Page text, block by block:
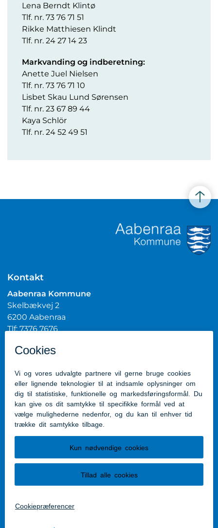
Lena Berndt Klintø
Tlf. nr. 73 76 71 51
Rikke Matthiesen Klindt
Tlf. nr. 24 27 14 23
Markvanding og indberetning:
Anette Juel Nielsen
Tlf. nr. 73 76 71 10
Lisbet Skau Lund Sørensen
Tlf. nr. 23 67 89 44
Kaya Schlör
Tlf. nr. 24 52 49 51
Kontakt
Aabenraa Kommune
Skelbækvej 2
6200 Aabenraa
Tlf: 7376 7676
CVR.nr.: 29189854
Genveje
Kontakt kommunen
Presserum
Tilgængelighedserklæring
Følg os
Følg os på Facebook